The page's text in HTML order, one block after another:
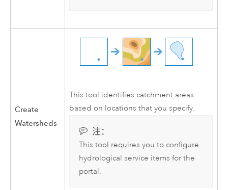
Create
Watersheds
This tool identifies catchment areas
based on locations that you specify.
注：
This tool requires you to configure
hydrological service items for the
portal.